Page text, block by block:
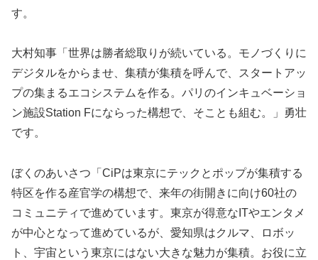
す。
大村知事「世界は勝者総取りが続いている。モノづくりに
デジタルをからませ、集積が集積を呼んで、スタートアッ
プの集まるエコシステムを作る。パリのインキュベーショ
ン施設Station Fにならった構想で、そことも組む。」勇壮
です。
ぼくのあいさつ「CiPは東京にテックとポップが集積する
特区を作る産官学の構想で、来年の街開きに向け60社の
コミュニティで進めています。東京が得意なITやエンタメ
が中心となって進めているが、愛知県はクルマ、ロボッ
ト、宇宙という東京にはない大きな魅力が集積。お役に立